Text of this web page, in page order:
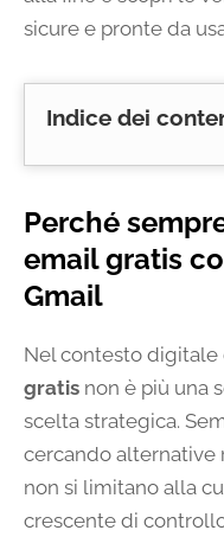
sicure e pronte da
Indice dei
Perché
email gratis
Gmail
Nel contesto digitale
gratis non è più una
scelta strategica.
cercando alternative
non si limitano alla
crescente di